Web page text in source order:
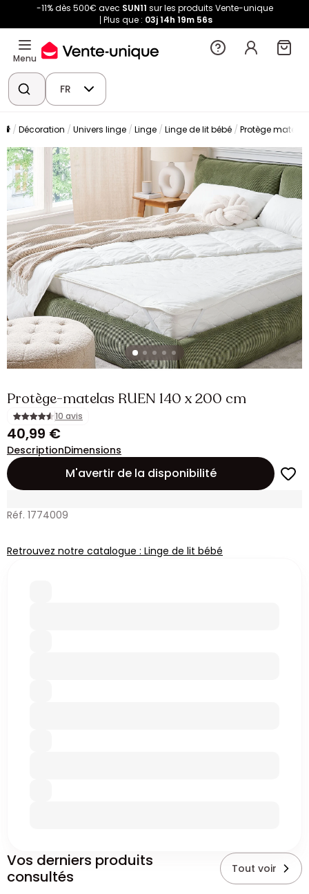
-11% dès 500€ avec SUN11 sur les produits Vente-unique
Plus que : 03j 14h 19m 55s
Menu
FR
Décoration Univers linge Linge Linge de lit bébé Protège matelas
Protège-matelas RUEN 140 x 200 cm
10 avis
40,99 €
DescriptionDimensions
M'avertir de la disponibilité
Réf. 1774009
Retrouvez notre catalogue : Linge de lit bébé
Vos derniers produits
consultés
Tout voir